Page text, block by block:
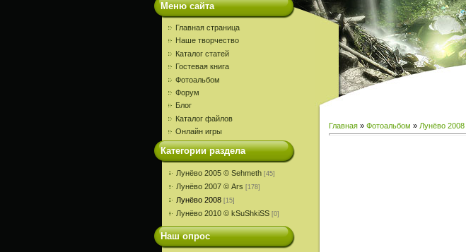
Меню сайта
Главная страница
Наше творчество
Каталог статей
Гостевая книга
Фотоальбом
Форум
Блог
Каталог файлов
Онлайн игры
Категории раздела
Лунёво 2005 © Sehmeth [45]
Лунёво 2007 © Ars [178]
Лунёво 2008 [15]
Лунёво 2010 © kSuShkiSS [0]
Наш опрос
Главная » Фотоальбом » Лунёво 2008